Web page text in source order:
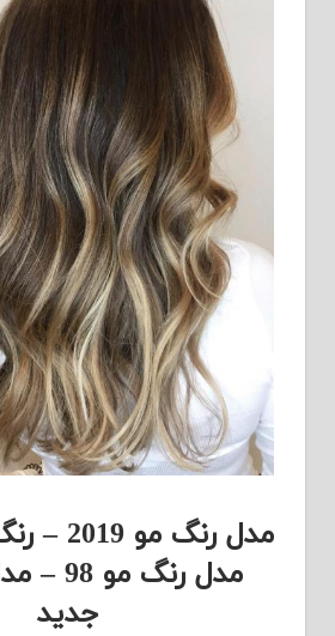
مدل رنگ
جدید